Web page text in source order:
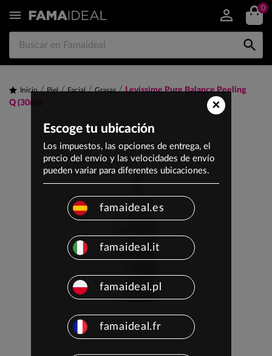
 0

Inicio Piel Facial Grasas
Levissime Pure Balance Peeling
Q (30ml)
×
Escoge tu ubicación
Los impuestos, las opciones de entrega, el
precio del envío y las velocidades de envío
pueden variar para diferentes ubicaciones.
famaideal.es
famaideal.it
famaideal.pl
famaideal.fr